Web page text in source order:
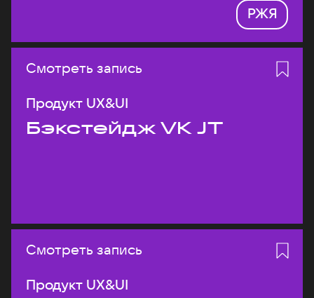
РЖЯ
Смотреть запись
Продукт UX&UI
Бэкстейдж VK JT
Смотреть запись
Продукт UX&UI